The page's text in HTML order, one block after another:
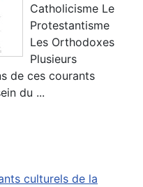
Catholicisme Le
Protestantisme
Les Orthodoxes
Plusieurs
de ces courants
du ...
culturels de la